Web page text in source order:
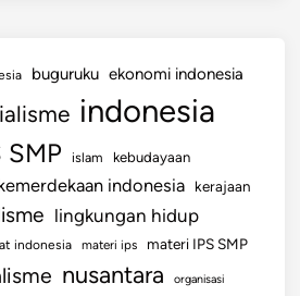
buguruku ekonomi indonesia
indonesia
SMP islam kebudayaan
indonesia kerajaan
lingkungan hidup
indonesia materi ips materi IPS SMP
nusantara organisasi